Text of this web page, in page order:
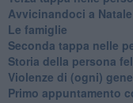
​Avvicinandoci a
Le famiglie
Seconda tappa nelle
​Storia della persona
Violenze di (ogni)
​Primo appuntamento